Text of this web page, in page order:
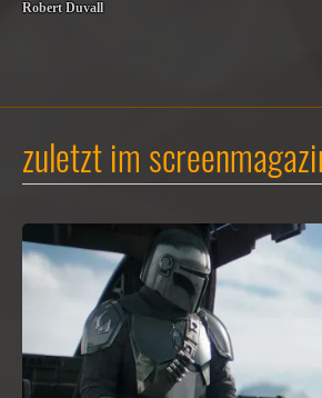
Robert Duvall
zuletzt im